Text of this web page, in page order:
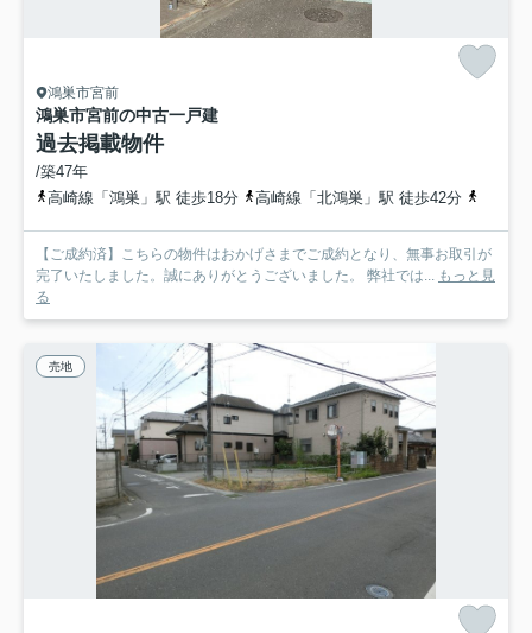
鴻巣市宮前
鴻巣市宮前の中古一戸建
過去掲載物件
/築47年
高崎線「鴻巣」駅 徒歩18分
高崎線「北鴻巣」駅 徒歩42分
【ご成約済】こちらの物件はおかげさまでご成約となり、無事お取引が
完了いたしました。誠にありがとうございました。 弊社では... もっと見
る
売地